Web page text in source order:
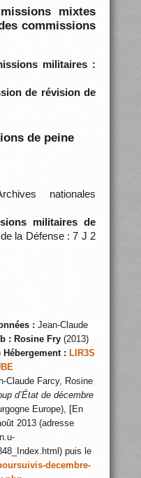
mixtes
commissions
militaires :
de révision de
de peine
nationales
militaires de
la Défense : 7 J 2
: Jean-Claude
: Rosine Fry(2013)
Hébergement : LIR3S
Claude Farcy, Rosine
d’État de décembre
Europe), [En
2013 (adresse
puis le
decembre-